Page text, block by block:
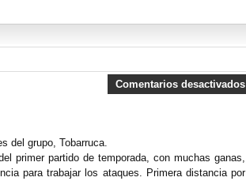
Comentarios desactivados
del grupo, Tobarruca.
primer partido de temporada, con muchas ganas,
para trabajar los ataques. Primera distancia por